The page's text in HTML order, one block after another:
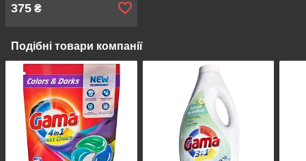
375 ₴
Подібні товари компанії